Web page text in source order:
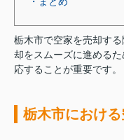
栃木市で空家を売却す
却をスムーズに進める
応することが重要です。
栃木市におけ